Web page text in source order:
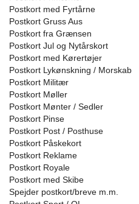
Postkort med Fyrtårne
Postkort Gruss Aus
Postkort fra Grænsen
Postkort Jul og Nytårskort
Postkort med Kørertøjer
Postkort Lykønskning / Morskab
Postkort Militær
Postkort Møller
Postkort Mønter / Sedler
Postkort Pinse
Postkort Post / Posthuse
Postkort Påskekort
Postkort Reklame
Postkort Royale
Postkort med Skibe
Spejder postkort/breve m.m.